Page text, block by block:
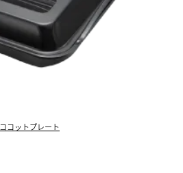
ココットプレート